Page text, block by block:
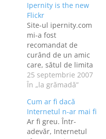
Ipernity is the new
Flickr
Site-ul ipernity.com
mi-a fost
recomandat de
curând de un amic
care, sătul de limita
de 200 de fotografii
a contului oferit
căutat şi a găsit o
"copie" a Flickr, dar
cu mai puţine
limitări. Ce-am
25 septembrie 2007
În „la grămadă”
Cum ar fi dacă
Internetul n-ar mai fi
Ar fi greu. Într-
adevăr, Internetul